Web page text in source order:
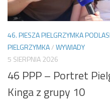
46. PIESZA PIELGRZYMKA
PIELGRZYMKA/WYWIADY
5 SIERPNIA 2026
46 PPP – Portret
Kinga z grupy 10